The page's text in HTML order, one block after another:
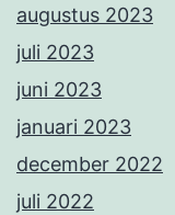
augustus 2023
juli 2023
juni 2023
januari 2023
december 2022
juli 2022